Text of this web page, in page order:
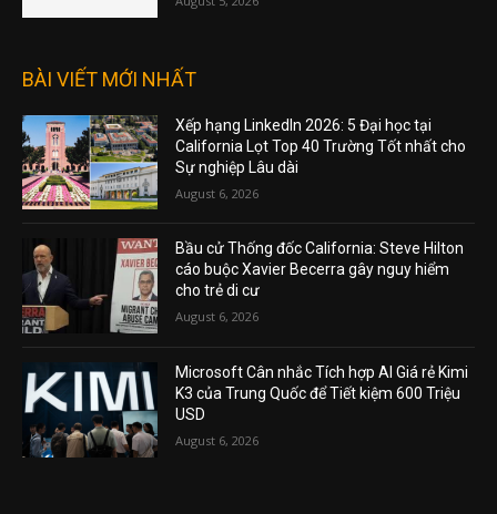
BÀI VIẾT MỚI NHẤT
Xếp hạng LinkedIn 2026: 5 Đại học tại
California Lọt Top 40 Trường Tốt nhất cho
Sự nghiệp Lâu dài
August 6, 2026
Bầu cử Thống đốc California: Steve Hilton
cáo buộc Xavier Becerra gây nguy hiểm
cho trẻ di cư
August 6, 2026
Microsoft Cân nhắc Tích hợp AI Giá rẻ Kimi
K3 của Trung Quốc để Tiết kiệm 600 Triệu
USD
August 6, 2026